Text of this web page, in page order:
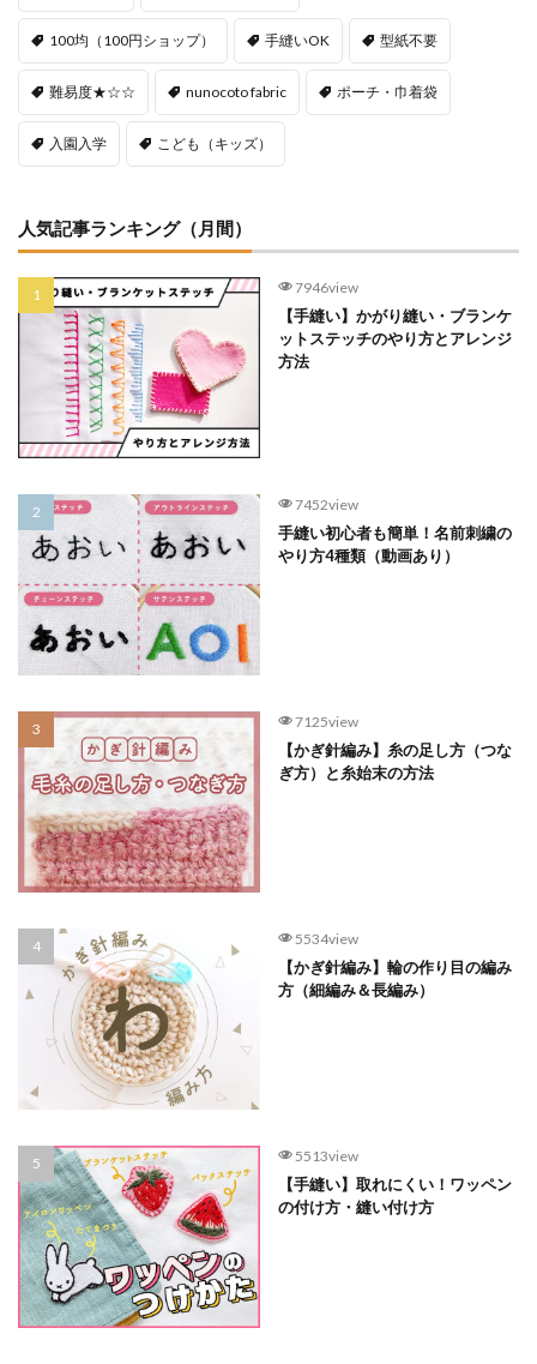
100均（100円ショップ） 手縫いOK 型紙不要
難易度★☆☆ nunocoto fabric ポーチ・巾着袋
入園入学 こども（キッズ）
人気記事ランキング（月間）
7946view
【手縫い】かがり縫い・ブランケ
ットステッチのやり方とアレンジ
方法
7452view
手縫い初心者も簡単！名前刺繍の
やり方4種類（動画あり）
7125view
【かぎ針編み】糸の足し方（つな
ぎ方）と糸始末の方法
5534view
【かぎ針編み】輪の作り目の編み
方（細編み＆長編み）
5513view
【手縫い】取れにくい！ワッペン
の付け方・縫い付け方